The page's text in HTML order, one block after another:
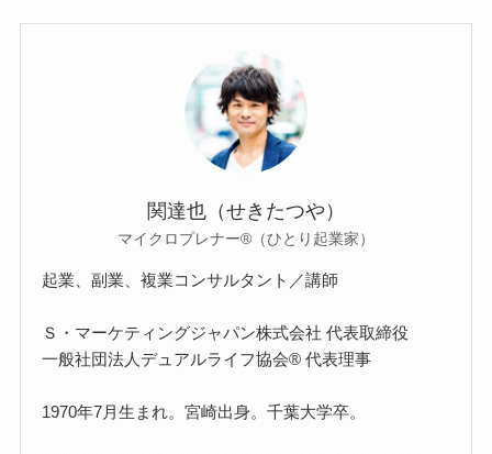
関達也（せきたつや）
マイクロプレナー®（ひとり起業家）
起業、副業、複業コンサルタント／講師
Ｓ・マーケティングジャパン株式会社 代表取締役
一般社団法人デュアルライフ協会® 代表理事
1970年7月生まれ。宮崎出身。千葉大学卒。